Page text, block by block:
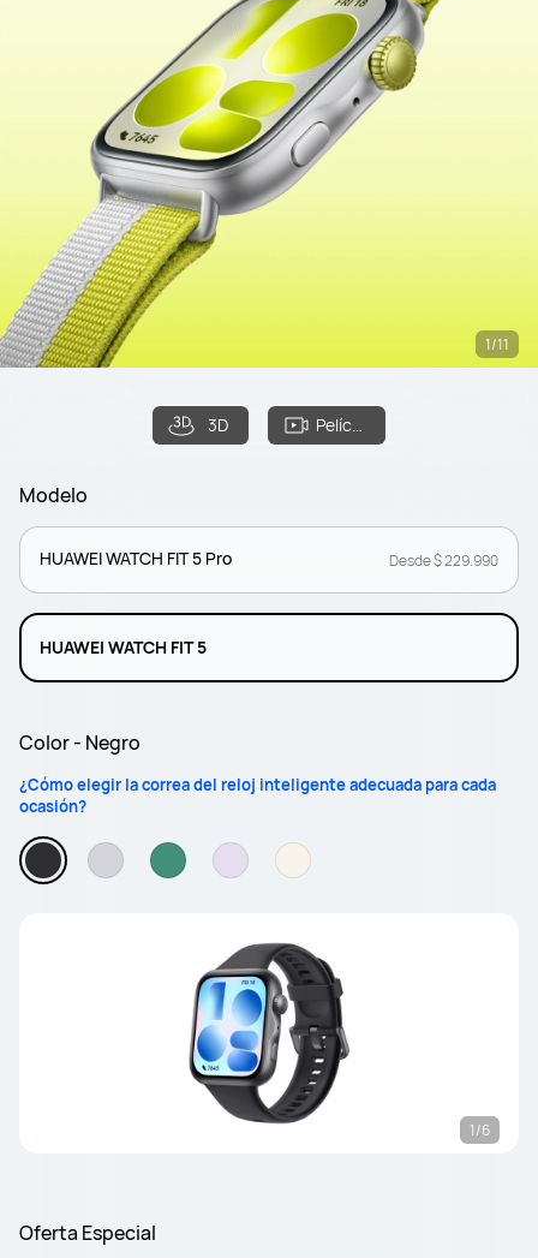
3D Película
1/11
Modelo
HUAWEI WATCH FIT 5 Pro Desde $ 229.990
HUAWEI WATCH FIT 5
Color - Negro
¿Cómo elegir la correa del reloj inteligente adecuada para cada
ocasión?
1/6
Oferta Especial